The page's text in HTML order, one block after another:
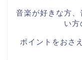
音楽が好きな方
い方
ポイントをおさ